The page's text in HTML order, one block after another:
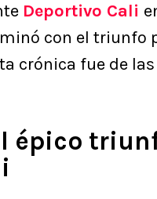
Deportivo Cali
con el triunfo
crónica fue de
épico